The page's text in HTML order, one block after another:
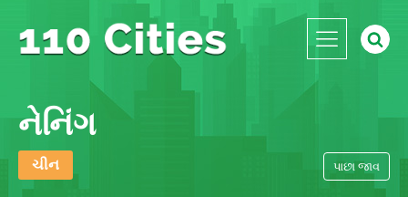
નેનિંગ
ચીન પાછા જાવ